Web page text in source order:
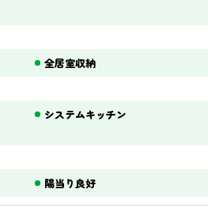
全居室収納
システムキッチン
陽当り良好